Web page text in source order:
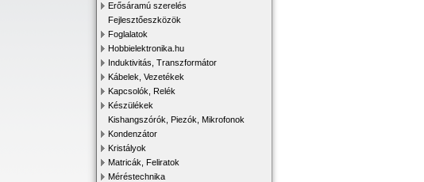
Erősáramú szerelés
Fejlesztőeszközök
Foglalatok
Hobbielektronika.hu
Induktivitás, Transzformátor
Kábelek, Vezetékek
Kapcsolók, Relék
Készülékek
Kishangszórók, Piezók, Mikrofonok
Kondenzátor
Kristályok
Matricák, Feliratok
Méréstechnika